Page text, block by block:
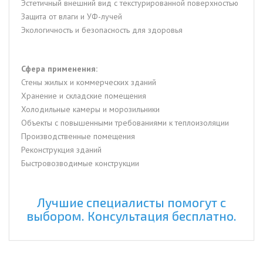
Эстетичный внешний вид с текстурированной поверхностью
Защита от влаги и УФ-лучей
Экологичность и безопасность для здоровья
Сфера применения:
Стены жилых и коммерческих зданий
Хранение и складские помещения
Холодильные камеры и морозильники
Объекты с повышенными требованиями к теплоизоляции
Производственные помещения
Реконструкция зданий
Быстровозводимые конструкции
Лучшие специалисты помогут с
выбором. Консультация бесплатно.